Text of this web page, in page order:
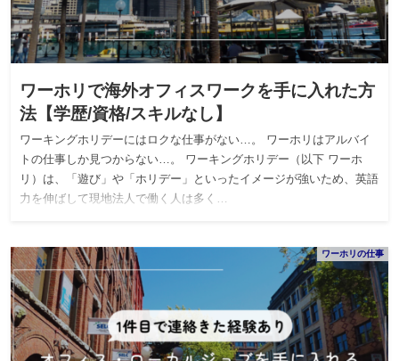
ワーホリで海外オフィスワークを手に入れた方
法【学歴/資格/スキルなし】
ワーキングホリデーにはロクな仕事がない…。 ワーホリはアルバイ
トの仕事しか見つからない…。 ワーキングホリデー（以下 ワーホ
リ）は、「遊び」や「ホリデー」といったイメージが強いため、英語
力を伸ばして現地法人で働く人は多く…
ワーホリの仕事